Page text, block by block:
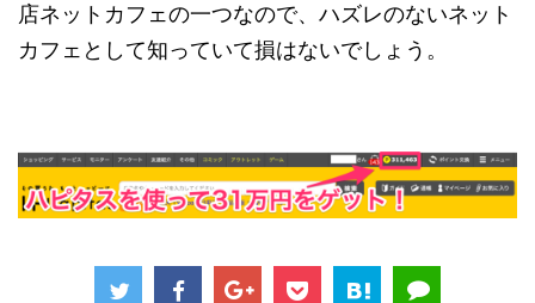
店ネットカフェの一つなので、ハズレのないネット
カフェとして知っていて損はないでしょう。